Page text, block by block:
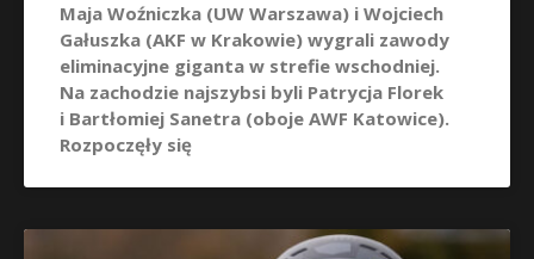
Maja Woźniczka (UW Warszawa) i Wojciech
Gałuszka (AKF w Krakowie) wygrali zawody
eliminacyjne giganta w strefie wschodniej.
Na zachodzie najszybsi byli Patrycja Florek
i Bartłomiej Sanetra (oboje AWF Katowice).
Rozpoczęły się